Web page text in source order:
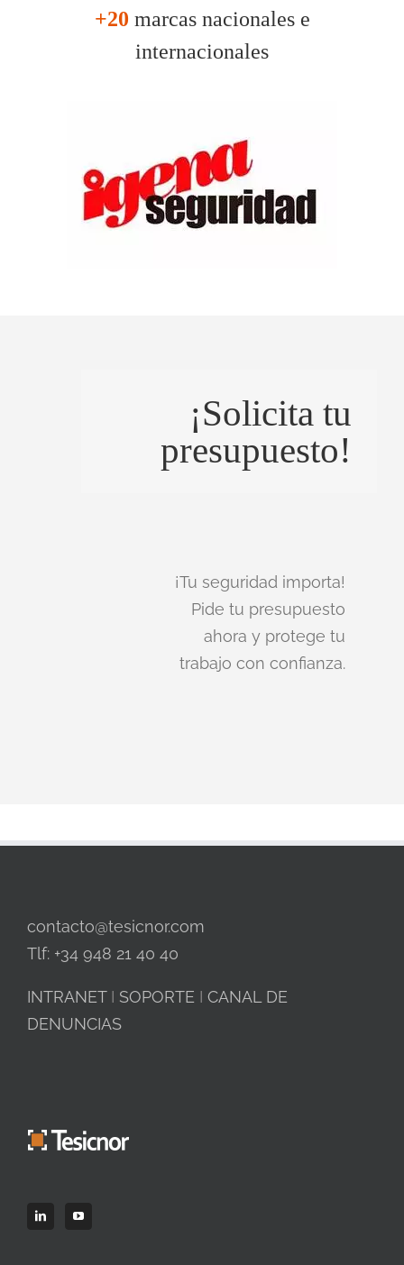
+20 marcas nacionales e
internacionales
¡Solicita tu
presupuesto!
¡Tu seguridad importa!
Pide tu presupuesto
ahora y protege tu
trabajo con confianza.
contacto@tesicnor.com
Tlf: +34 948 21 40 40
INTRANETI SOPORTE I CANAL DE
DENUNCIAS